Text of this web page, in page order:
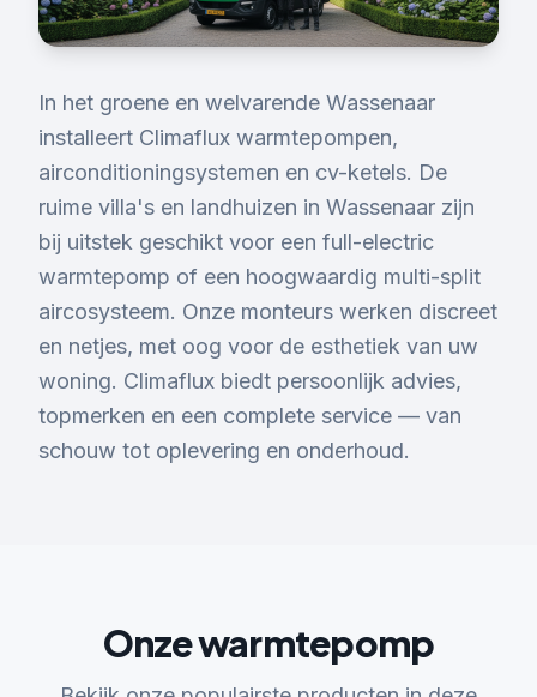
In het groene en welvarende Wassenaar
installeert Climaflux warmtepompen,
airconditioningsystemen en cv-ketels. De
ruime villa's en landhuizen in Wassenaar zijn
bij uitstek geschikt voor een full-electric
warmtepomp of een hoogwaardig multi-split
aircosysteem. Onze monteurs werken discreet
en netjes, met oog voor de esthetiek van uw
woning. Climaflux biedt persoonlijk advies,
topmerken en een complete service — van
schouw tot oplevering en onderhoud.
Onze warmtepomp